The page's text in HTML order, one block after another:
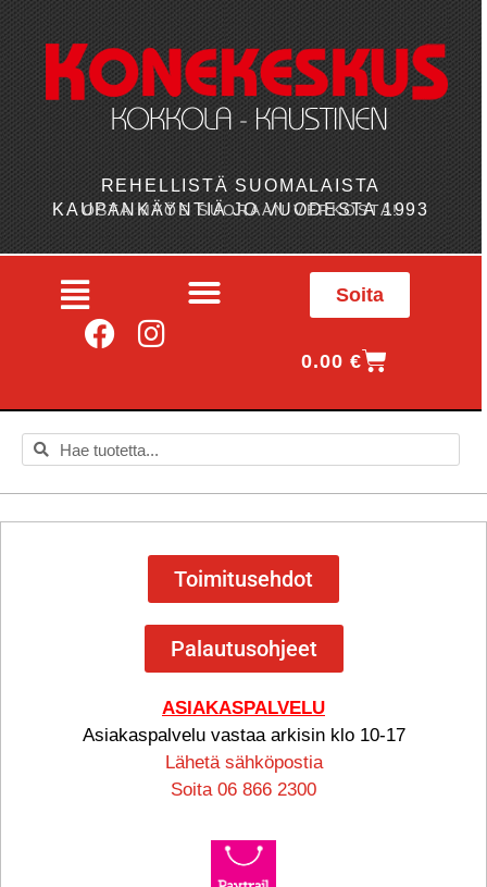
REHELLISTÄ SUOMALAISTA
KAUPANKÄYNTIÄ JO VUODESTA 1993
OSTA MYÖS SUORAAN VERKOSTA!
Soita
0.00€
Toimitusehdot
Palautusohjeet
ASIAKASPALVELU
Asiakaspalvelu vastaa arkisin klo 10-17
Lähetä sähköpostia
Soita 06 866 2300